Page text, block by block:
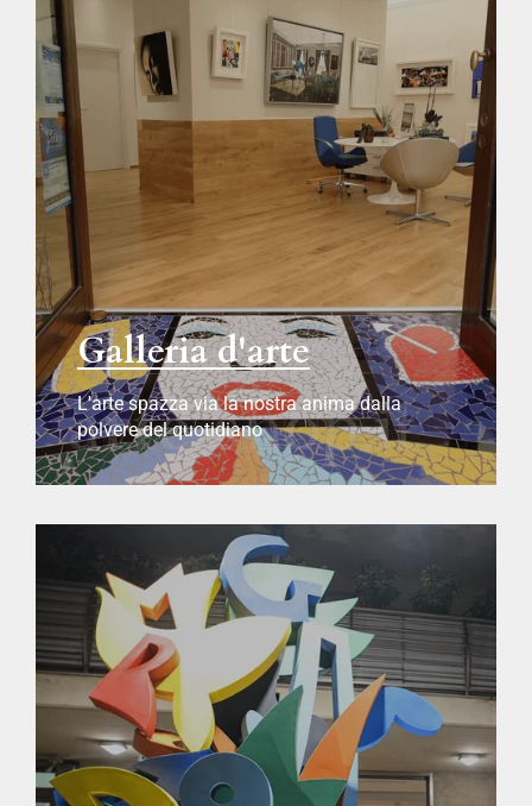
Galleria d'arte
L'arte spazza via la nostra anima dalla
polvere del quotidiano